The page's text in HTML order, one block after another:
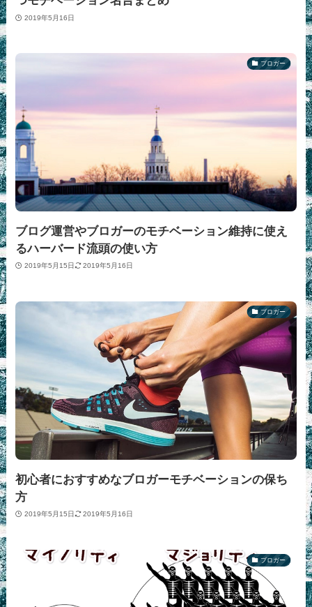
2019年5月16日
ブロガー
ブログ運営やブロガーのモチベーション維持に使え
るハーバード流頭の使い方
2019年5月15日 2019年5月16日
ブロガー
初心者におすすめなブロガーモチベーションの保ち
方
2019年5月15日 2019年5月16日
ブロガー